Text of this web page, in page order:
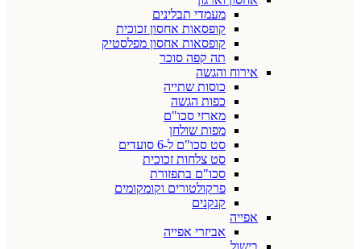
מעמדי תבלינים
קופסאות אחסון זכוכית
קופסאות אחסון מפלסטיק
תה קפה סוכר
אירוח והגשה
כוסות שתייה
כפות הגשה
מארזי סכו"ם
מפות שולחן
סט סכו"ם ל-6 סועדים
סט צלחות זכוכית
סכו"ם בתפזורת
פרקולטורים וקומקומים
קנקנים
אפייה
אביזרי אפייה
בישול